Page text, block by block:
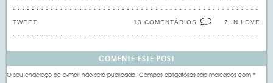
7 IN LOVE
13 COMENTÁRIOS
TWEET
COMENTE ESTE POST
O seu endereço de e-mail não será publicado. Campos obrigatórios são marcados com*